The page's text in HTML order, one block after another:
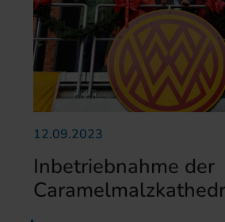
12.09.2023
Inbetriebnahme der